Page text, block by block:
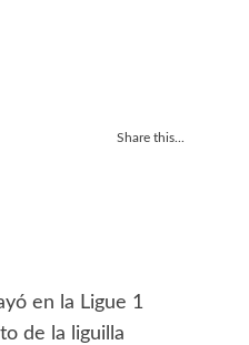
Share this...
en la Ligue 1
de la liguilla